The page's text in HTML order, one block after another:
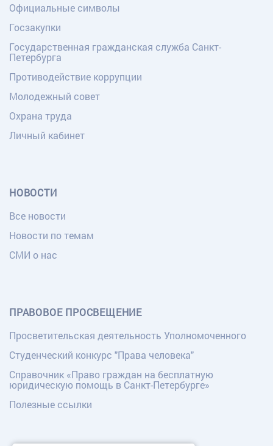
Официальные символы
Госзакупки
Государственная гражданская служба Санкт-
Петербурга
Противодействие коррупции
Молодежный совет
Охрана труда
Личный кабинет
НОВОСТИ
Все новости
Новости по темам
СМИ о нас
ПРАВОВОЕ ПРОСВЕЩЕНИЕ
Просветительская деятельность Уполномоченного
Студенческий конкурс "Права человека"
Справочник «Право граждан на бесплатную
юридическую помощь в Санкт-Петербурге»
Полезные ссылки